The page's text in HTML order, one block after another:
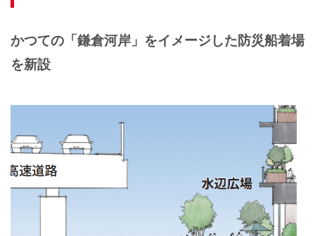
かつての「鎌倉河岸」をイメージした防災船着場
を新設